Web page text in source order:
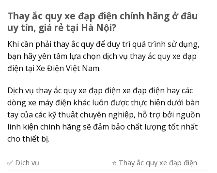
Thay ắc quy xe đạp điện chính hãng ở đâu
uy tín, giá rẻ tại Hà Nội?
Khi cần phải thay ắc quy để duy trì quá trình sử dụng,
bạn hãy yên tâm lựa chọn dịch vụ thay ắc quy xe đạp
điện tại Xe Điện Việt Nam.
Dịch vụ thay ắc quy xe đạp điện xe đạp điện hay các
dòng xe máy điện khác luôn được thực hiện dưới bàn
tay của các kỹ thuật chuyên nghiệp, hỗ trợ bởi nguồn
linh kiện chính hãng sẽ đảm bảo chất lượng tốt nhất
cho thiết bị.
✅ Dịch vụ
⭐️ Thay ắc quy xe đạp điện